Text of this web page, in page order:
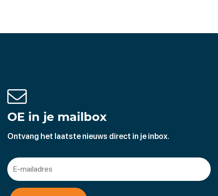
OE in je mailbox
Ontvang het laatste nieuws direct in je inbox.